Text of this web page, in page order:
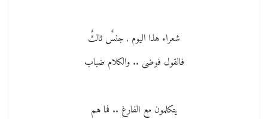
شعراء هذا اليوم , جنسٌ ثالثٌ
فالقول فوضى .. والكلام ضباب
يتكلمون مع الفارغ .. فما هم